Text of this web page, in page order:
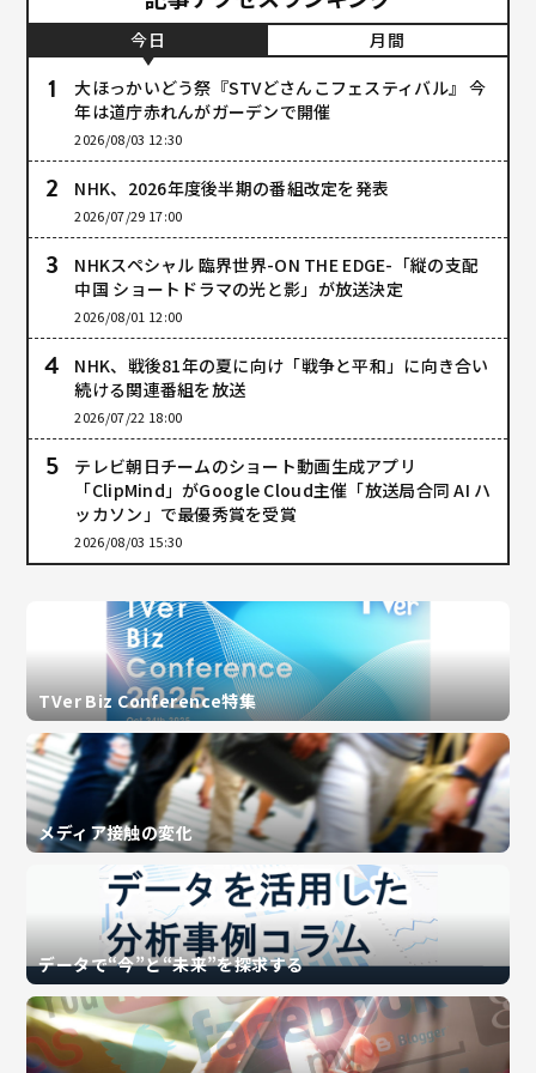
今日
月間
大ほっかいどう祭『STVどさんこフェスティバル』 今
年は道庁赤れんがガーデンで開催
2026/08/03 12:30
NHK、2026年度後半期の番組改定を発表
2026/07/29 17:00
NHKスペシャル 臨界世界-ON THE EDGE-「縦の支配
中国 ショートドラマの光と影」が放送決定
2026/08/01 12:00
NHK、戦後81年の夏に向け「戦争と平和」に向き合い
続ける関連番組を放送
2026/07/22 18:00
テレビ朝日チームのショート動画生成アプリ
「ClipMind」がGoogle Cloud主催「放送局合同 AI ハ
ッカソン」で最優秀賞を受賞
2026/08/03 15:30
TVer Biz Conference特集
メディア接触の変化
データで“今”と“未来”を探求する